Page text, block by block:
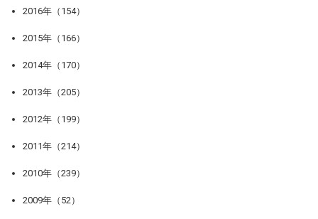
2016年（154）
2015年（166）
2014年（170）
2013年（205）
2012年（199）
2011年（214）
2010年（239）
2009年（52）